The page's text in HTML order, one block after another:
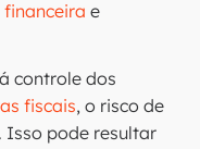
e
controle dos
fiscais, o risco de
Isso pode resultar